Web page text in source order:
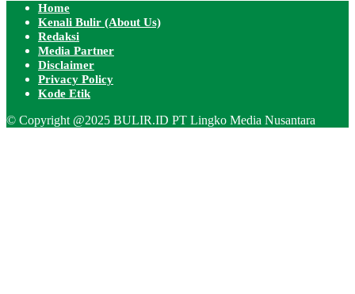
Home
Kenali Bulir (About Us)
Redaksi
Media Partner
Disclaimer
Privacy Policy
Kode Etik
© Copyright @2025 BULIR.ID PT Lingko Media Nusantara